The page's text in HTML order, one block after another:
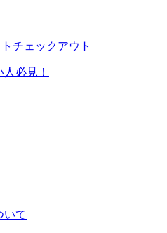
チェックアウト
必見！
いて